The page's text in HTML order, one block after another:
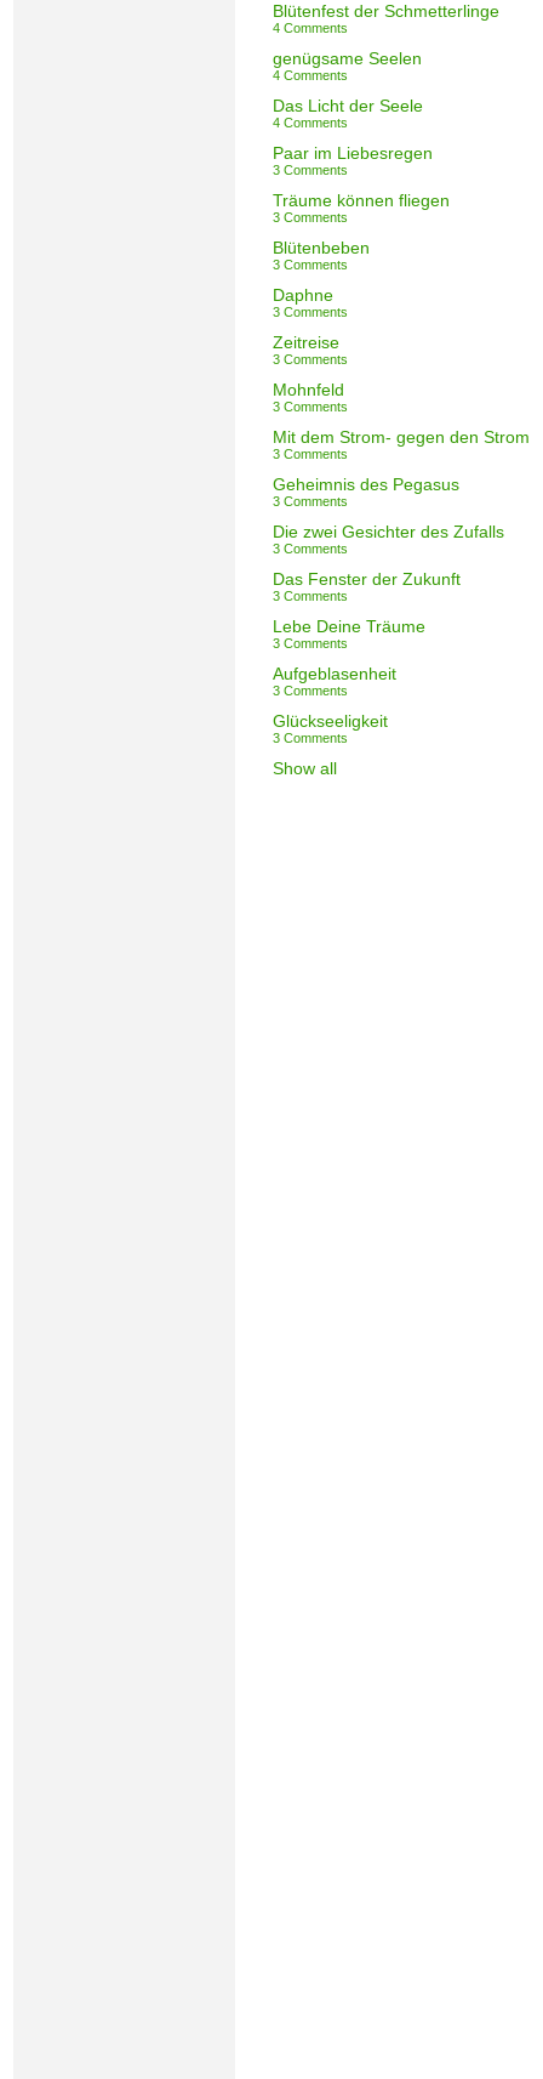
Blütenfest der Schmetterlinge
4 Comments
genügsame Seelen
4 Comments
Das Licht der Seele
4 Comments
Paar im Liebesregen
3 Comments
Träume können fliegen
3 Comments
Blütenbeben
3 Comments
Daphne
3 Comments
Zeitreise
3 Comments
Mohnfeld
3 Comments
Mit dem Strom- gegen den Strom
3 Comments
Geheimnis des Pegasus
3 Comments
Die zwei Gesichter des Zufalls
3 Comments
Das Fenster der Zukunft
3 Comments
Lebe Deine Träume
3 Comments
Aufgeblasenheit
3 Comments
Glückseeligkeit
3 Comments
Show all